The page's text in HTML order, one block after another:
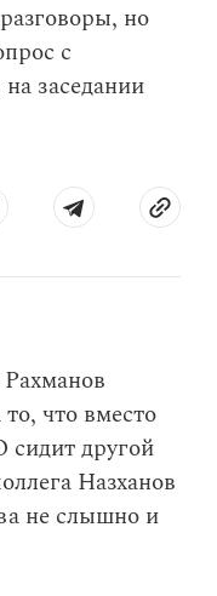
но
с
заседании
что вместо
другой
Назханов
не слышно и